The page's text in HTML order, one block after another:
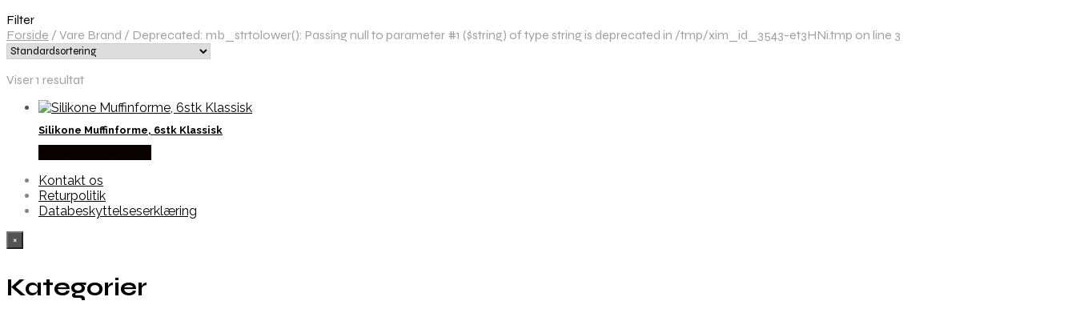
Filter
Forside / Vare Brand / Deprecated: mb_strtolower(): Passing null to parameter #1 ($string) of type string is deprecated in /tmp/xim_id_3543-et3HNi.tmp on line 3
Viser 1 resultat
Silikone Muffinforme, 6stk Klassisk
Kontakt os
Returpolitik
Databeskyttelseserklæring
×
Kategorier